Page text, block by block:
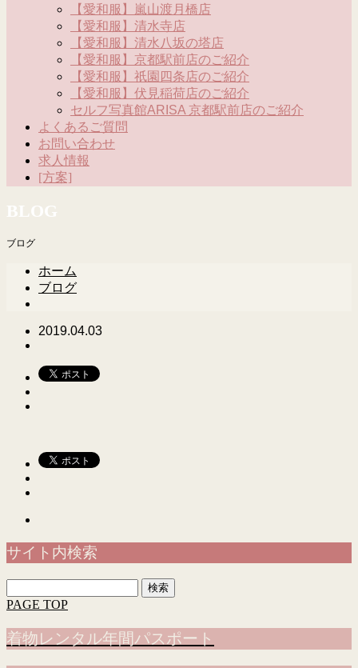
【愛和服】嵐山渡月橋店
【愛和服】清水寺店
【愛和服】清水八坂の塔店
【愛和服】京都駅前店のご紹介
【愛和服】祇園四条店のご紹介
【愛和服】伏見稲荷店のご紹介
セルフ写真館ARISA 京都駅前店のご紹介
よくあるご質問
お問い合わせ
求人情報
[方案]
BLOG
ブログ
ホーム
ブログ
2019.04.03
サイト内検索
索:
PAGE TOP
着物レンタル年間パスポート